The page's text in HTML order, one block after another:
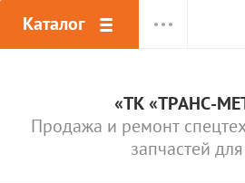
Каталог
«ТК «ТРАНС-
Продажа и ремонт
запчастей